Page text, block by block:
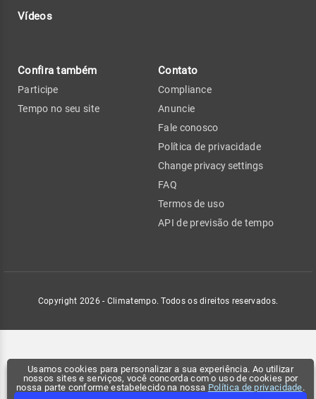
Usamos cookies para personalizar a sua experiência. Ao utilizar
nossos sites e serviços, você concorda com o uso de cookies por
nossa parte conforme estabelecido na nossa Política de privacidade.
Vídeos
Confira também
Participe
Tempo no seu site
Contato
Compliance
Anuncie
Fale conosco
Política de privacidade
Change privacy settings
FAQ
Termos de uso
API de previsão de tempo
Copyright 2026 - Climatempo. Todos os direitos reservados.